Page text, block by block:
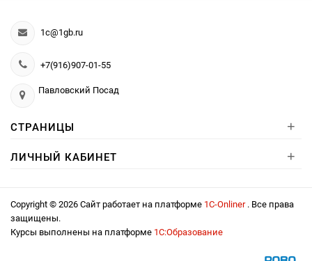
1c@1gb.ru
+7(916)907-01-55
Павловский Посад
СТРАНИЦЫ +
ЛИЧНЫЙ КАБИНЕТ +
Copyright © 2026 Сайт работает на платформе 1С-Onliner . Все права
защищены.
Курсы выполнены на платформе 1С:Образование